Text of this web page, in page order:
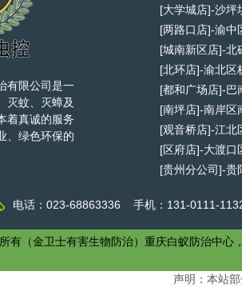
有限公司是一
灭蚊、灭蟑及
着真诚的服务
、绿色环保的
[大学城店]-沙坪
[两路口店]-渝中
[城南新区店]-北
[北环店]-渝北区
[都和广场店]-巴
[南坪店]-南岸区
[观音桥店]-江北
[区府店]-大渡口
[贵州分公司]-贵
电话：023-68863336 手机：131-0111-
有（金卫士有害生物防治）重庆白蚁防治中
声明：本站